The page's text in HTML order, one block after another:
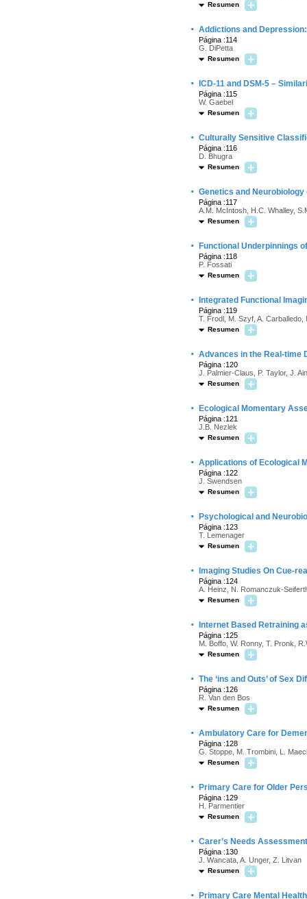
Resumen
· Addictions and
Página :114
G. DiPetta
Resumen
· ICD-11 and DSM-5 –
Página :115
W. Gaebel
Resumen
· Culturally Sensitive
Página :116
D. Bhugra
Resumen
· Genetics and
Página :117
A.M. McIntosh, H.C. Whalley,
Resumen
· Functional Underpinnings
Página :118
P. Fossati
Resumen
· Integrated Functional
Página :119
T. Frodl, M. Szyf, A. Carballedo,
Resumen
· Advances in the Real-time
Página :120
J. Palmier-Claus, P. Taylor, J.
Resumen
· Ecological Momentary
Página :121
J.B. Nezlek
Resumen
· Applications of Ecological
Página :122
J. Swendsen
Resumen
· Psychological and
Página :123
T. Lemenager
Resumen
· Imaging Studies On Cue-
Página :124
A. Heinz, N. Romanczuk-
Resumen
· Internet Based Retraining
Página :125
M. Boffo, W. Ronny, T. Pronk,
Resumen
· The ‘ins and Outs’ of Sex
Página :126
R. Van den Bos
Resumen
· Ambulatory Care for
Página :128
G. Stoppe, M. Trombini, L.
Resumen
· Primary Care for Older
Página :129
H. Parmentier
Resumen
· Carer’s Needs
Página :130
J. Wancata, A. Unger, Z. Litvan
Resumen
· Primary Care Mental